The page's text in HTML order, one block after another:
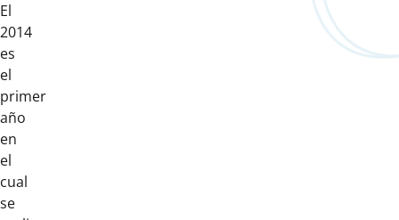
El
2014
es
el
primer
año
en
el
cual
se